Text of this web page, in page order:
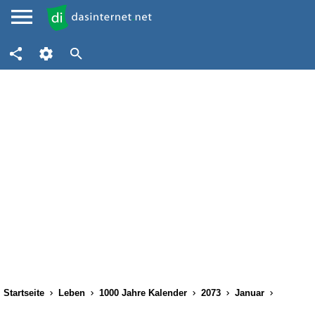
Startseite Leben 1000 Jahre Kalender 2073 Januar